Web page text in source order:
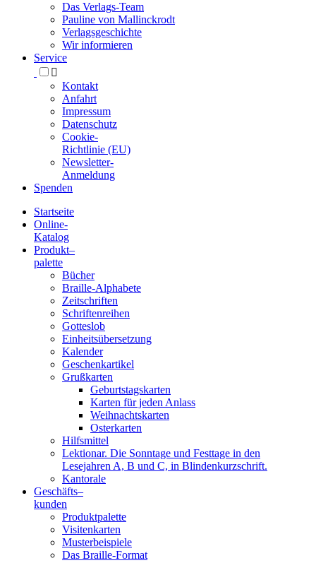
Das Verlags-Team
Pauline von Mallinckrodt
Verlagsgeschichte
Wir informieren
Service

Kontakt
Anfahrt
Impressum
Datenschutz
Cookie-
Richtlinie (EU)
Newsletter-
Anmeldung
Spenden
Blindenschrift-
Verlag
Druckerei
gGmbH
Startseite
Online-
Katalog
Produkt–
palette
Bücher
Braille-Alphabete
Zeitschriften
Schriftenreihen
Gotteslob
Einheitsübersetzung
Kalender
Geschenkartikel
Grußkarten
Geburtstagskarten
Karten für jeden Anlass
Weihnachtskarten
Osterkarten
Hilfsmittel
Lektionar. Die Sonntage und Festtage in den
Lesejahren A, B und C, in Blindenkurzschrift.
Kantorale
Geschäfts­–
kunden
Produktpalette
Visitenkarten
Musterbeispiele
Das Braille-Format